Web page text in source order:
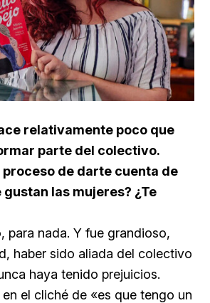
relativamente poco que
parte del colectivo.
proceso de darte cuenta de
las mujeres? ¿Te
para nada. Y fue grandioso,
haber sido aliada del colectivo
haya tenido prejuicios.
el cliché de «es que tengo un